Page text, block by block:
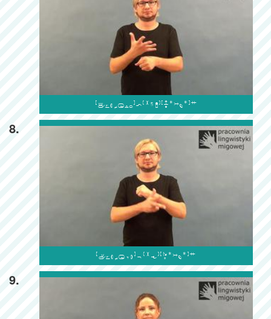

8.

9.